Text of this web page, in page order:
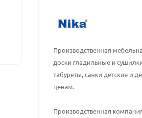
Производственная
доски гладильные и
табуреты, санки детские и
ценам.
Производственная